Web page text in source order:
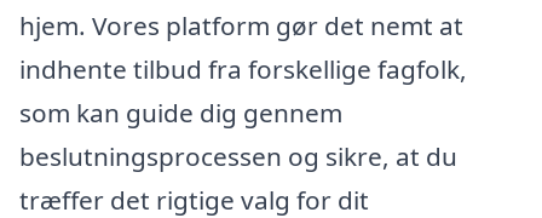
hjem. Vores platform gør det nemt at
indhente tilbud fra forskellige fagfolk,
som kan guide dig gennem
beslutningsprocessen og sikre, at du
træffer det rigtige valg for dit